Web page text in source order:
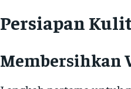
Persiapan
Membersihkan